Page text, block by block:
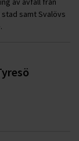
samt Svalövs